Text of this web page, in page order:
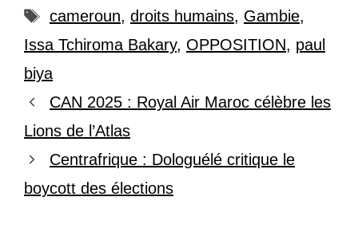
Étiquettes
cameroun, droits humains, Gambie,
Issa Tchiroma Bakary, OPPOSITION, paul
biya
CAN 2025 : Royal Air Maroc célèbre les
Lions de l’Atlas
Centrafrique : Dologuélé critique le
boycott des élections